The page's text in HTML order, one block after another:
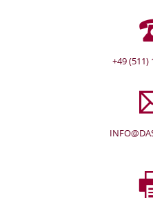
+49 (511)